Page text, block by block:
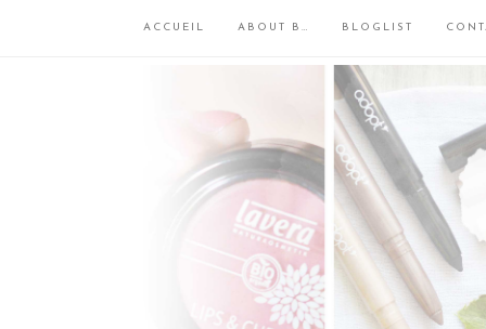
ACCUEIL ABOUT B… BLOGLIST